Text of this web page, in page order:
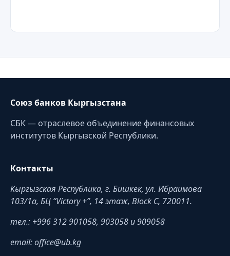
Союз банков Кыргызстана
СБК — отраслевое объединение финансовых
институтов Кыргызской Республики.
Контакты
Кыргызская Республика, г. Бишкек, ул. Ибраимова
103/1a, БЦ “Victory +”, 14 этаж, Block C, 720011.
тел.: +996 312 901058, 903058 и 909058
email: office@ub.kg